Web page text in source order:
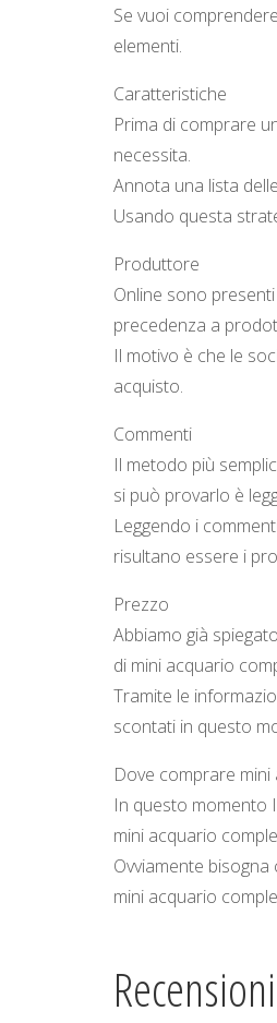
Se vuoi
elementi.
Caratteristiche
Prima di comprare
necessita.
Annota una lista
Usando questa
Produttore
Online sono
precedenza a
Il motivo è che le
acquisto.
Commenti
Il metodo più
si può provarlo è
Leggendo i
risultano essere i
Prezzo
Abbiamo già
di mini acquario
Tramite le
scontati in questo
Dove comprare
In questo momento
mini acquario
Ovviamente
mini acquario